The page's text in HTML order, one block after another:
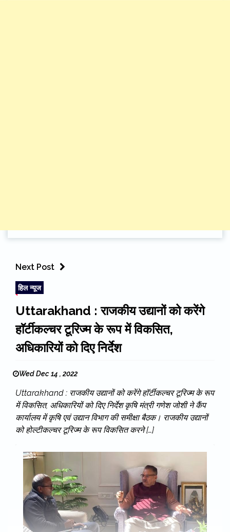
Next Post
हिल न्यूज
Uttarakhand : राजकीय उद्यानों को करेंगे
हाॅर्टीकल्चर टूरिज्म के रूप में विकसित,
अधिकारियों को दिए निर्देश
Wed Dec 14 , 2022
Uttarakhand : राजकीय उद्यानों को करेंगे हाॅर्टीकल्चर टूरिज्म के रूप
में विकसित, अधिकारियों को दिए निर्देश कृषि मंत्री गणेश जोशी ने कैंप
कार्यालय में कृषि एवं उद्यान विभाग की समीक्षा बैठक। राजकीय उद्यानों
को होल्टीकल्चर टूरिज्म के रूप विकसित करने […]